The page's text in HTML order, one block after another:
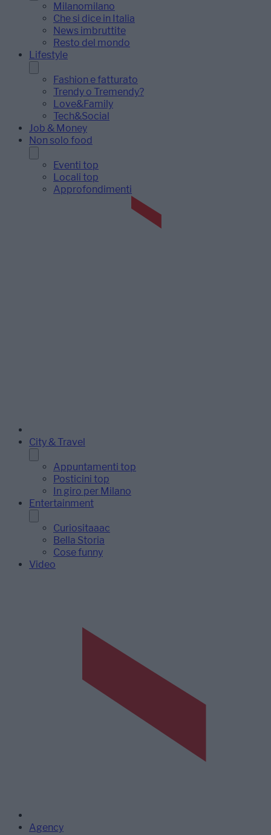
Milanomilano
Che si dice in Italia
News imbruttite
Resto del mondo
Lifestyle
Fashion e fatturato
Trendy o Tremendy?
Love&Family
Tech&Social
Job & Money
Non solo food
Eventi top
Locali top
Approfondimenti
City & Travel
Appuntamenti top
Posticini top
In giro per Milano
Entertainment
Curiositaaac
Bella Storia
Cose funny
Video
Agency